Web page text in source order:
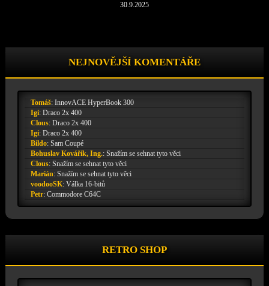
30.9.2025
NEJNOVĚJŠÍ KOMENTÁŘE
Tomáš: InnovACE HyperBook 300
Igi: Draco 2x 400
Clous: Draco 2x 400
Igi: Draco 2x 400
Bildo: Sam Coupé
Bohuslav Kovářík, Ing.: Snažím se sehnat tyto věci
Clous: Snažím se sehnat tyto věci
Marián: Snažím se sehnat tyto věci
voodooSK: Válka 16-bitů
Petr: Commodore C64C
RETRO SHOP